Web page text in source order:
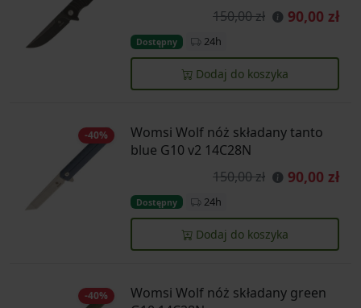
150,00 zł
90,00 zł
Dostępny 24h
Dodaj do koszyka
-40%
Womsi Wolf nóż składany tanto
blue G10 v2 14C28N
150,00 zł
90,00 zł
Dostępny 24h
Dodaj do koszyka
-40%
Womsi Wolf nóż składany green